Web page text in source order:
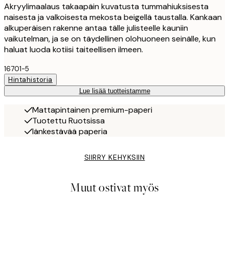
Akryylimaalaus takaapäin kuvatusta tummahiuksisesta
naisesta ja valkoisesta mekosta beigellä taustalla. Kankaan
alkuperäisen rakenne antaa tälle julisteelle kauniin
vaikutelman, ja se on täydellinen olohuoneen seinälle, kun
haluat luoda kotiisi taiteellisen ilmeen.
16701-5
Hintahistoria
Lue lisää tuotteistamme
Mattapintainen premium-paperi
Tuotettu Ruotsissa
Iänkestävää paperia
SIIRRY KEHYKSIIN
Muut ostivat myös